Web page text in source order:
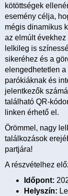
kötöttségek
esemény célja,
mégis dinamikus
az elmúlt
lelkileg is
sikeréhez és a
elengedhetetlen a
parókiáknak és
jelentkezők
található QR-
linken érhető el.
Örömmel, nagy
találkozások
partjára!
A részvételhez
Időpont:
Helyszín: